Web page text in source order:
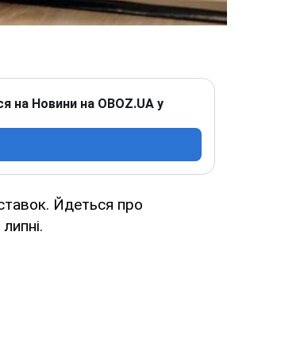
на Новини на OBOZ.UA у
Йдеться про